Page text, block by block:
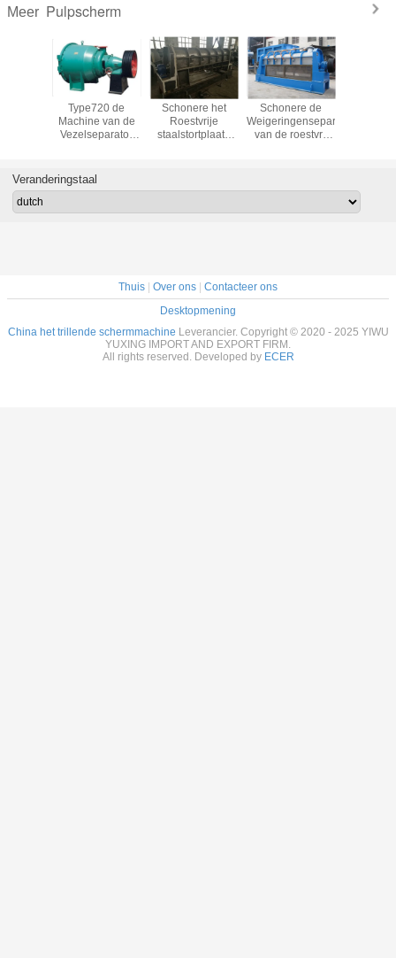
Meer Pulpscherm
Type720 de
Machine van de
Vezelseparator
van de
Desintegratiescheiding
Schonere het
Roestvrije
staalstortplaats
Schonere de
Weigeringenseparator
van de roestvrij
Veranderingstaal
Thuis Over ons
Contacteer ons
Desktopmening
China het trillende schermmachine Leverancier. Copyright © 2020 - 2025 YIWU
YUXING IMPORT AND EXPORT FIRM.
All rights reserved. Developed by ECER